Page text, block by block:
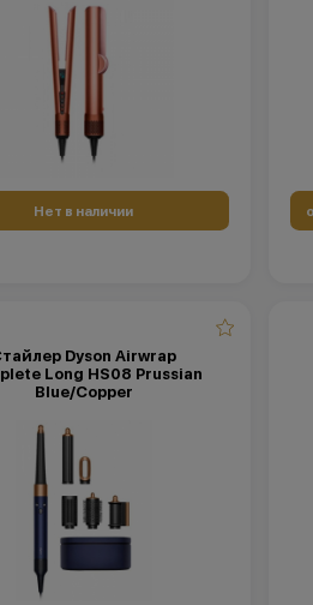
Нет в наличии
Dyson Airwrap
Long HS08 Prussian
Blue/Copper